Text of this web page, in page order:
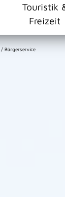
Touristik
Freizeit
/ Bürgerservice